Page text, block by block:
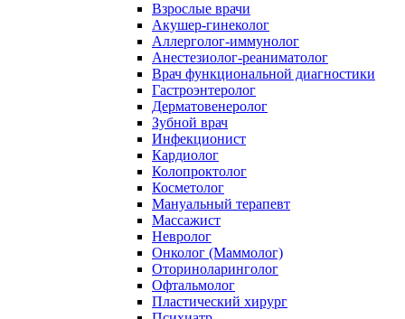
Взрослые врачи
Акушер-гинеколог
Аллерголог-иммунолог
Анестезиолог-реаниматолог
Врач функциональной диагностики
Гастроэнтеролог
Дерматовенеролог
Зубной врач
Инфекционист
Кардиолог
Колопроктолог
Косметолог
Мануальный терапевт
Массажист
Невролог
Онколог (Маммолог)
Оториноларинголог
Офтальмолог
Пластический хирург